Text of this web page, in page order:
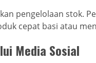
pengelolaan stok.
cepat basi atau
Media Sosial